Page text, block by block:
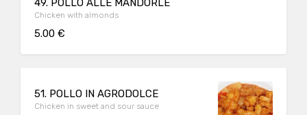
49. POLLO ALLE MANDORLE
Chicken with almonds
5.00 €
51. POLLO IN AGRODOLCE
Chicken in sweet and sour sauce